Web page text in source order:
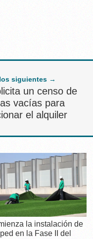
siguientes →
un censo de
vacías para
el alquiler
la instalación de
en la Fase II del